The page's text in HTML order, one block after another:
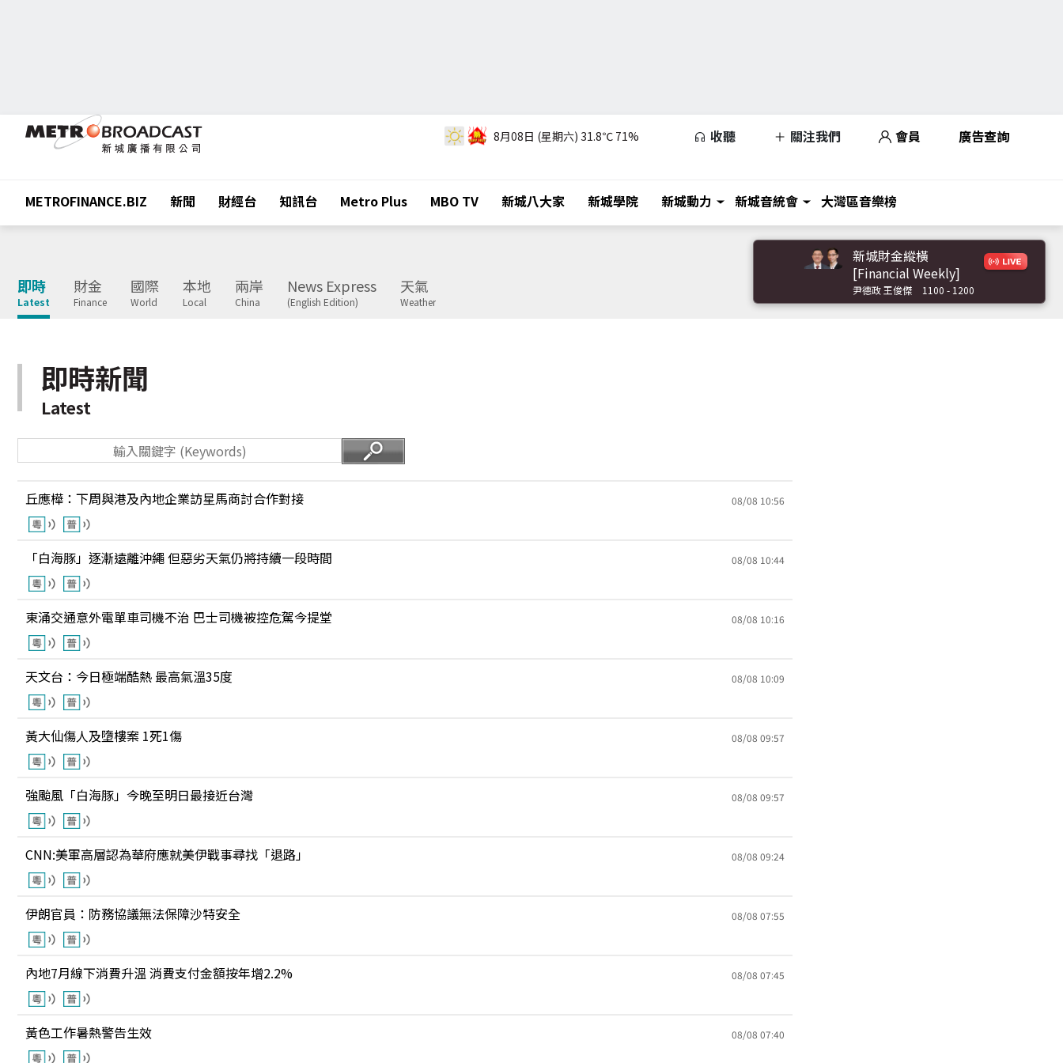
8月08日 (星期六) 31.8℃ 71% 收聽 關注我們 會員 廣告查詢
METROFINANCE.BIZ 新聞 財經台 知訊台 Metro Plus MBO TV 新城八大家 新城學院 新城動力 新城音統會 大灣區音樂榜
即時
Latest
財金
Finance
國際
World
本地
Local
兩岸
China
News Express
(English Edition)
天氣
Weather
新城財金縱橫
[Financial Weekly]
尹德政 王俊傑 1100 - 1200
即時新聞
Latest
丘應樺：下周與港及內地企業訪星馬商討合作對接 08/08 10:56
「白海豚」逐漸遠離沖繩 但惡劣天氣仍將持續一段時間 08/08 10:44
東涌交通意外電單車司機不治 巴士司機被控危駕今提堂 08/08 10:16
天文台：今日極端酷熱 最高氣溫35度 08/08 10:09
黃大仙傷人及墮樓案 1死1傷 08/08 09:57
強颱風「白海豚」今晚至明日最接近台灣 08/08 09:57
CNN:美軍高層認為華府應就美伊戰事尋找「退路」 08/08 09:24
伊朗官員：防務協議無法保障沙特安全 08/08 07:55
內地7月線下消費升溫 消費支付金額按年增2.2% 08/08 07:45
黃色工作暑熱警告生效 08/08 07:40